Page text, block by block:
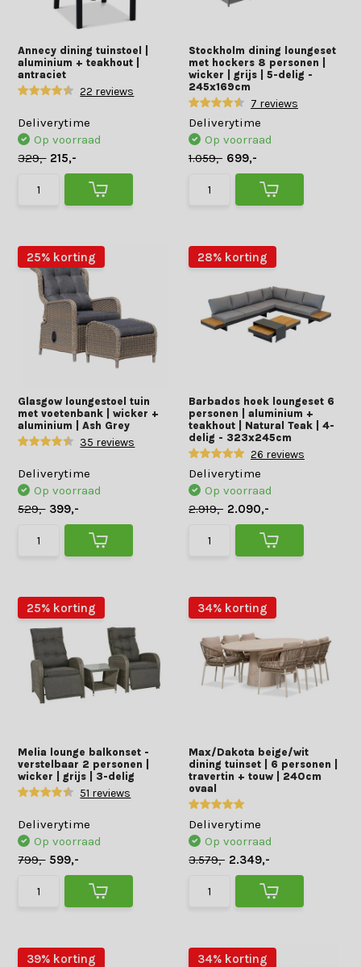
Annecy dining tuinstoel |
aluminium + teakhout |
antraciet
22 reviews
Deliverytime
Op voorraad
329,- 215,-
Stockholm dining loungeset
met hockers 8 personen |
wicker | grijs | 5-delig -
245x169cm
7 reviews
Deliverytime
Op voorraad
1.059,- 699,-
25% korting
Glasgow loungestoel tuin
met voetenbank | wicker +
aluminium | Ash Grey
35 reviews
Deliverytime
Op voorraad
529,- 399,-
28% korting
Barbados hoek loungeset 6
personen | aluminium +
teakhout | Natural Teak | 4-
delig - 323x245cm
26 reviews
Deliverytime
Op voorraad
2.919,- 2.090,-
25% korting
Melia lounge balkonset -
verstelbaar 2 personen |
wicker | grijs | 3-delig
51 reviews
Deliverytime
Op voorraad
799,- 599,-
34% korting
Max/Dakota beige/wit
dining tuinset | 6 personen |
travertin + touw | 240cm
ovaal
Deliverytime
Op voorraad
3.579,- 2.349,-
39% korting 34% korting